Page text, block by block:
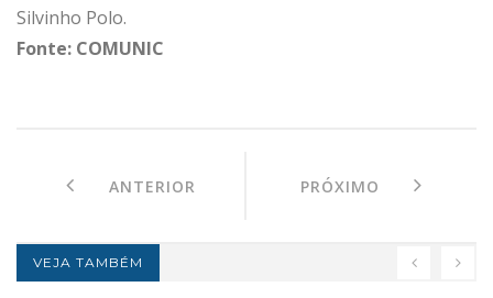
Silvinho Polo.
Fonte: COMUNIC
ANTERIOR PRÓXIMO
VEJA TAMBÉM